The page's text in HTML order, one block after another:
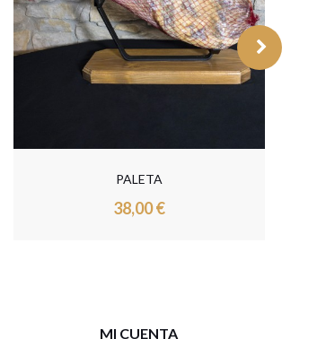
LONGANIZA DE ARAGÓN
4,00 €
MI CUENTA